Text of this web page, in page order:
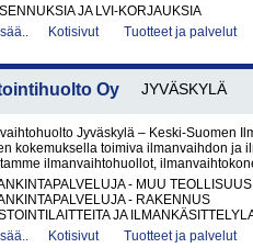
JA LVI-KORJAUKSIA
Kotisivut Tuotteet ja palvelut
Oy JYVÄSKYLÄ
Jyväskylä – Keski-Suomen
kokemuksella toimiva ilmanvaihdon ja
ilmanvaihtohuollot,
- MUU TEOLLISUUS
- RAKENNUS
JA
Kotisivut Tuotteet ja palvelut